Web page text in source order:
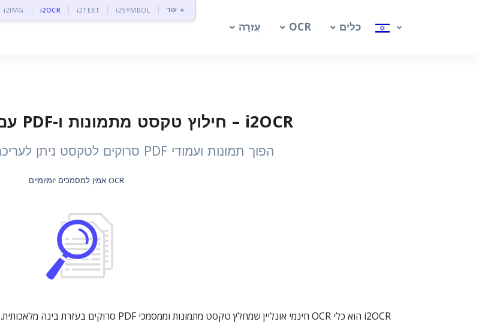
i2IMG i2OCR i2TEXT i2SYMBOL עוד »
עֶזרָה OCR כלים
i2OCR – חילוץ טקסט מתמונות ו-PDF עם OCR חינמי אונליין
הפוך תמונות ועמודי PDF סרוקים לטקסט ניתן לעריכה ולחיפוש ב-128 שפות
OCR אמין למסמכים יומיומיים